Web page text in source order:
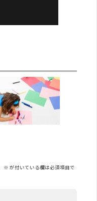
※ が付いている欄は必須項目で